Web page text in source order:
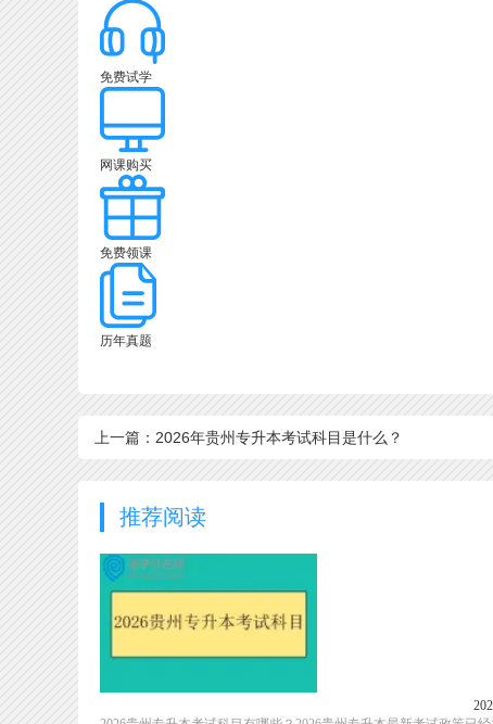
免费试学
网课购买
免费领课
历年真题
上一篇：2026年贵州专升本考试科目是什么？
推荐阅读